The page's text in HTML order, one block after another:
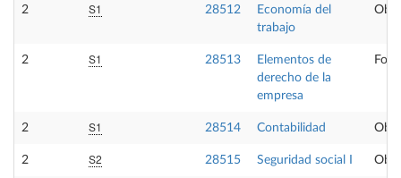
2 S1 28512
Economía del
trabajo
2 S1 28513
Elementos de
derecho de la
empresa
2 S1 28514 Contabilidad
2 S2 28515 Seguridad social I